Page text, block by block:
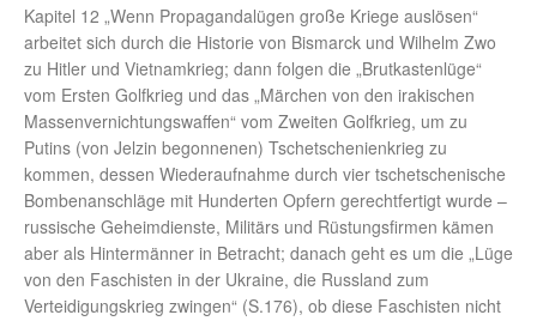
Kapitel 12 „Wenn Propagandalügen große Kriege auslösen“
arbeitet sich durch die Historie von Bismarck und Wilhelm Zwo
zu Hitler und Vietnamkrieg; dann folgen die „Brutkastenlüge“
vom Ersten Golfkrieg und das „Märchen von den irakischen
Massenvernichtungswaffen“ vom Zweiten Golfkrieg, um zu
Putins (von Jelzin begonnenen) Tschetschenienkrieg zu
kommen, dessen Wiederaufnahme durch vier tschetschenische
Bombenanschläge mit Hunderten Opfern gerechtfertigt wurde –
russische Geheimdienste, Militärs und Rüstungsfirmen kämen
aber als Hintermänner in Betracht; danach geht es um die „Lüge
von den Faschisten in der Ukraine, die Russland zum
Verteidigungskrieg zwingen“ (S.176), ob diese Faschisten nicht